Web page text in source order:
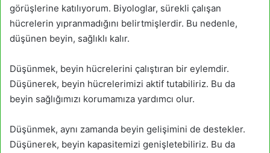
görüşlerine katılıyorum. Biyologlar, sürekli çalışan
hücrelerin yıpranmadığını belirtmişlerdir. Bu nedenle,
düşünen beyin, sağlıklı kalır.
Düşünmek, beyin hücrelerini çalıştıran bir eylemdir.
Düşünerek, beyin hücrelerimizi aktif tutabiliriz. Bu da
beyin sağlığımızı korumamıza yardımcı olur.
Düşünmek, aynı zamanda beyin gelişimini de destekler.
Düşünerek, beyin kapasitemizi genişletebiliriz. Bu da